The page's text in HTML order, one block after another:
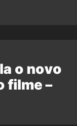
o novo
filme –